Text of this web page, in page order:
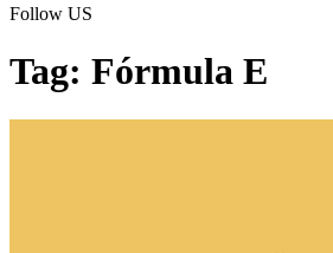
Follow US
Tag: Fórmula E